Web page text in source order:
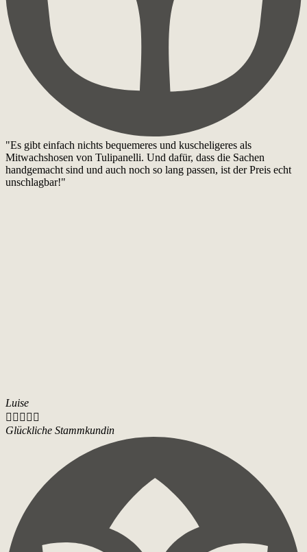
"Es gibt einfach nichts bequemeres und kuscheligeres als
Mitwachshosen von Tulipanelli. Und dafür, dass die Sachen
handgemacht sind und auch noch so lang passen, ist der Preis echt
unschlagbar!"
Luise
    
Glückliche Stammkundin